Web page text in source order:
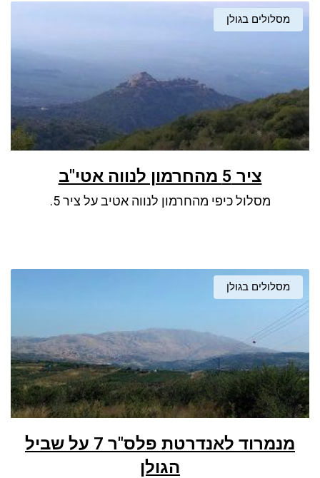
מסלולים בגולן
ציר 5 מהחרמון לנווה אטי"ב
מסלול כיפי מהחרמון לנווה אטיב על ציר 5.
מסלולים בגולן
מנמרוד לאנדרטת פלס"ר 7 על שביל
הגולן